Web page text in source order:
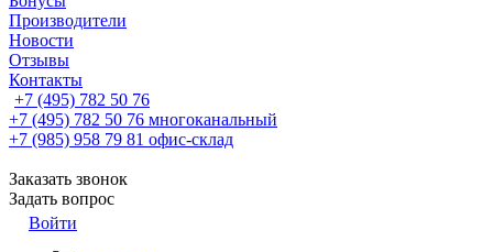
Производители
Новости
Отзывы
Контакты
+7 (495) 782 50 76
+7 (495) 782 50 76 многоканальный
+7 (985) 958 79 81 офис-склад
Заказать звонок
Задать вопрос
Войти